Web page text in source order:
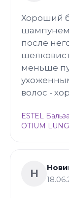
Хороший
шампунем
после
меньше
волос -
ESTEL
OTIUM
Н